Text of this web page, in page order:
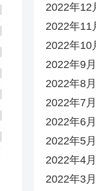
2022年
2022年
2022年
2022年9
2022年8
2022年7
2022年6
2022年5
2022年4
2022年3